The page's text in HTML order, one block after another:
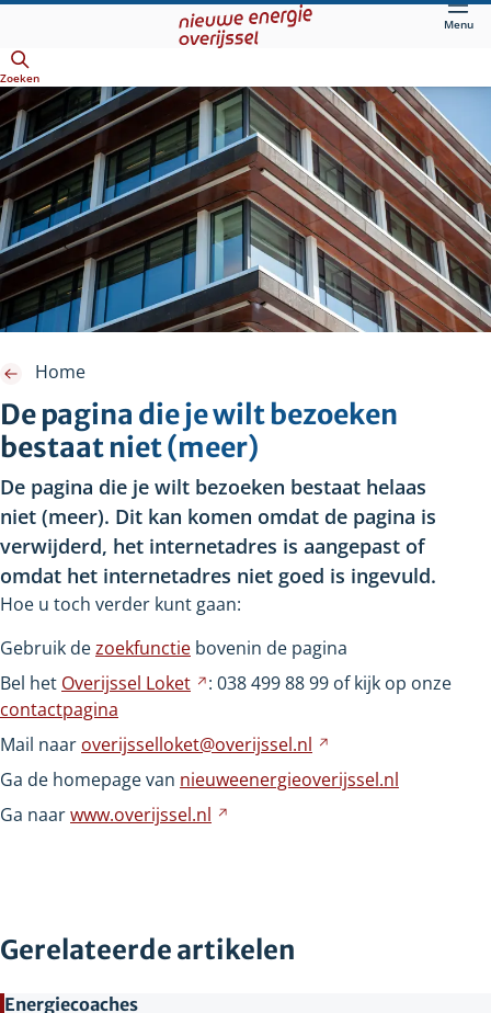
hoofdinhoud
Menu
Zoeken
De pagina die je wilt bezoeken
bestaat niet (meer)
Home
De pagina die je wilt bezoeken bestaat helaas
niet (meer). Dit kan komen omdat de pagina is
verwijderd, het internetadres is aangepast of
omdat het internetadres niet goed is ingevuld.
Hoe u toch verder kunt gaan:
Gebruik dezoekfunctie bovenin de pagina
Bel het Overijssel Loket
Verwijst
een
andere
website
: 0384998899 of kijk op onze
contactpagina
Mail naar overijsselloket@overijssel.nl
naar
een
Ga de homepage van nieuweenergieoverijssel.nl
Ga naarwww.overijssel.nl
Gerelateerde artikelen
Energiecoaches